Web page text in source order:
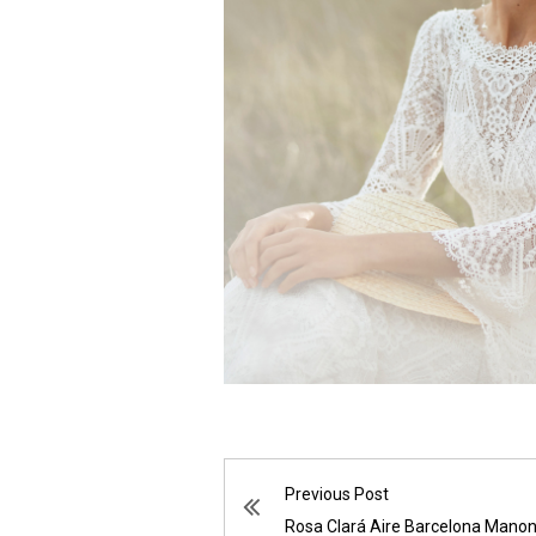
Previous Post
Rosa Clará Aire Barcelona Manon